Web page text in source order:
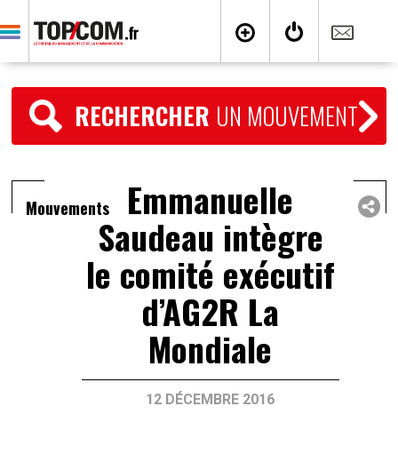
RECHERCHER UN MOUVEMENT
Mouvements Emmanuelle
Saudeau intègre
le comité exécutif
d’AG2R La
Mondiale
12 DÉCEMBRE 2016